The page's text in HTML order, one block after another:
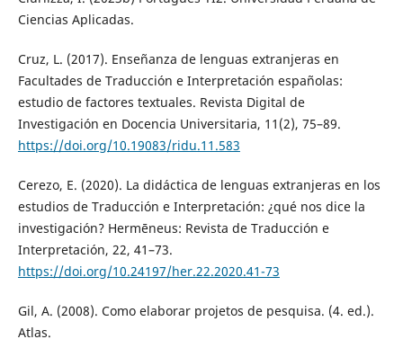
Ciencias Aplicadas.
Cruz, L. (2017). Enseñanza de lenguas extranjeras en
Facultades de Traducción e Interpretación españolas:
estudio de factores textuales. Revista Digital de
Investigación en Docencia Universitaria, 11(2), 75–89.
https://doi.org/10.19083/ridu.11.583
Cerezo, E. (2020). La didáctica de lenguas extranjeras en los
estudios de Traducción e Interpretación: ¿qué nos dice la
investigación? Hermēneus: Revista de Traducción e
Interpretación, 22, 41–73.
https://doi.org/10.24197/her.22.2020.41-73
Gil, A. (2008). Como elaborar projetos de pesquisa. (4. ed.).
Atlas.